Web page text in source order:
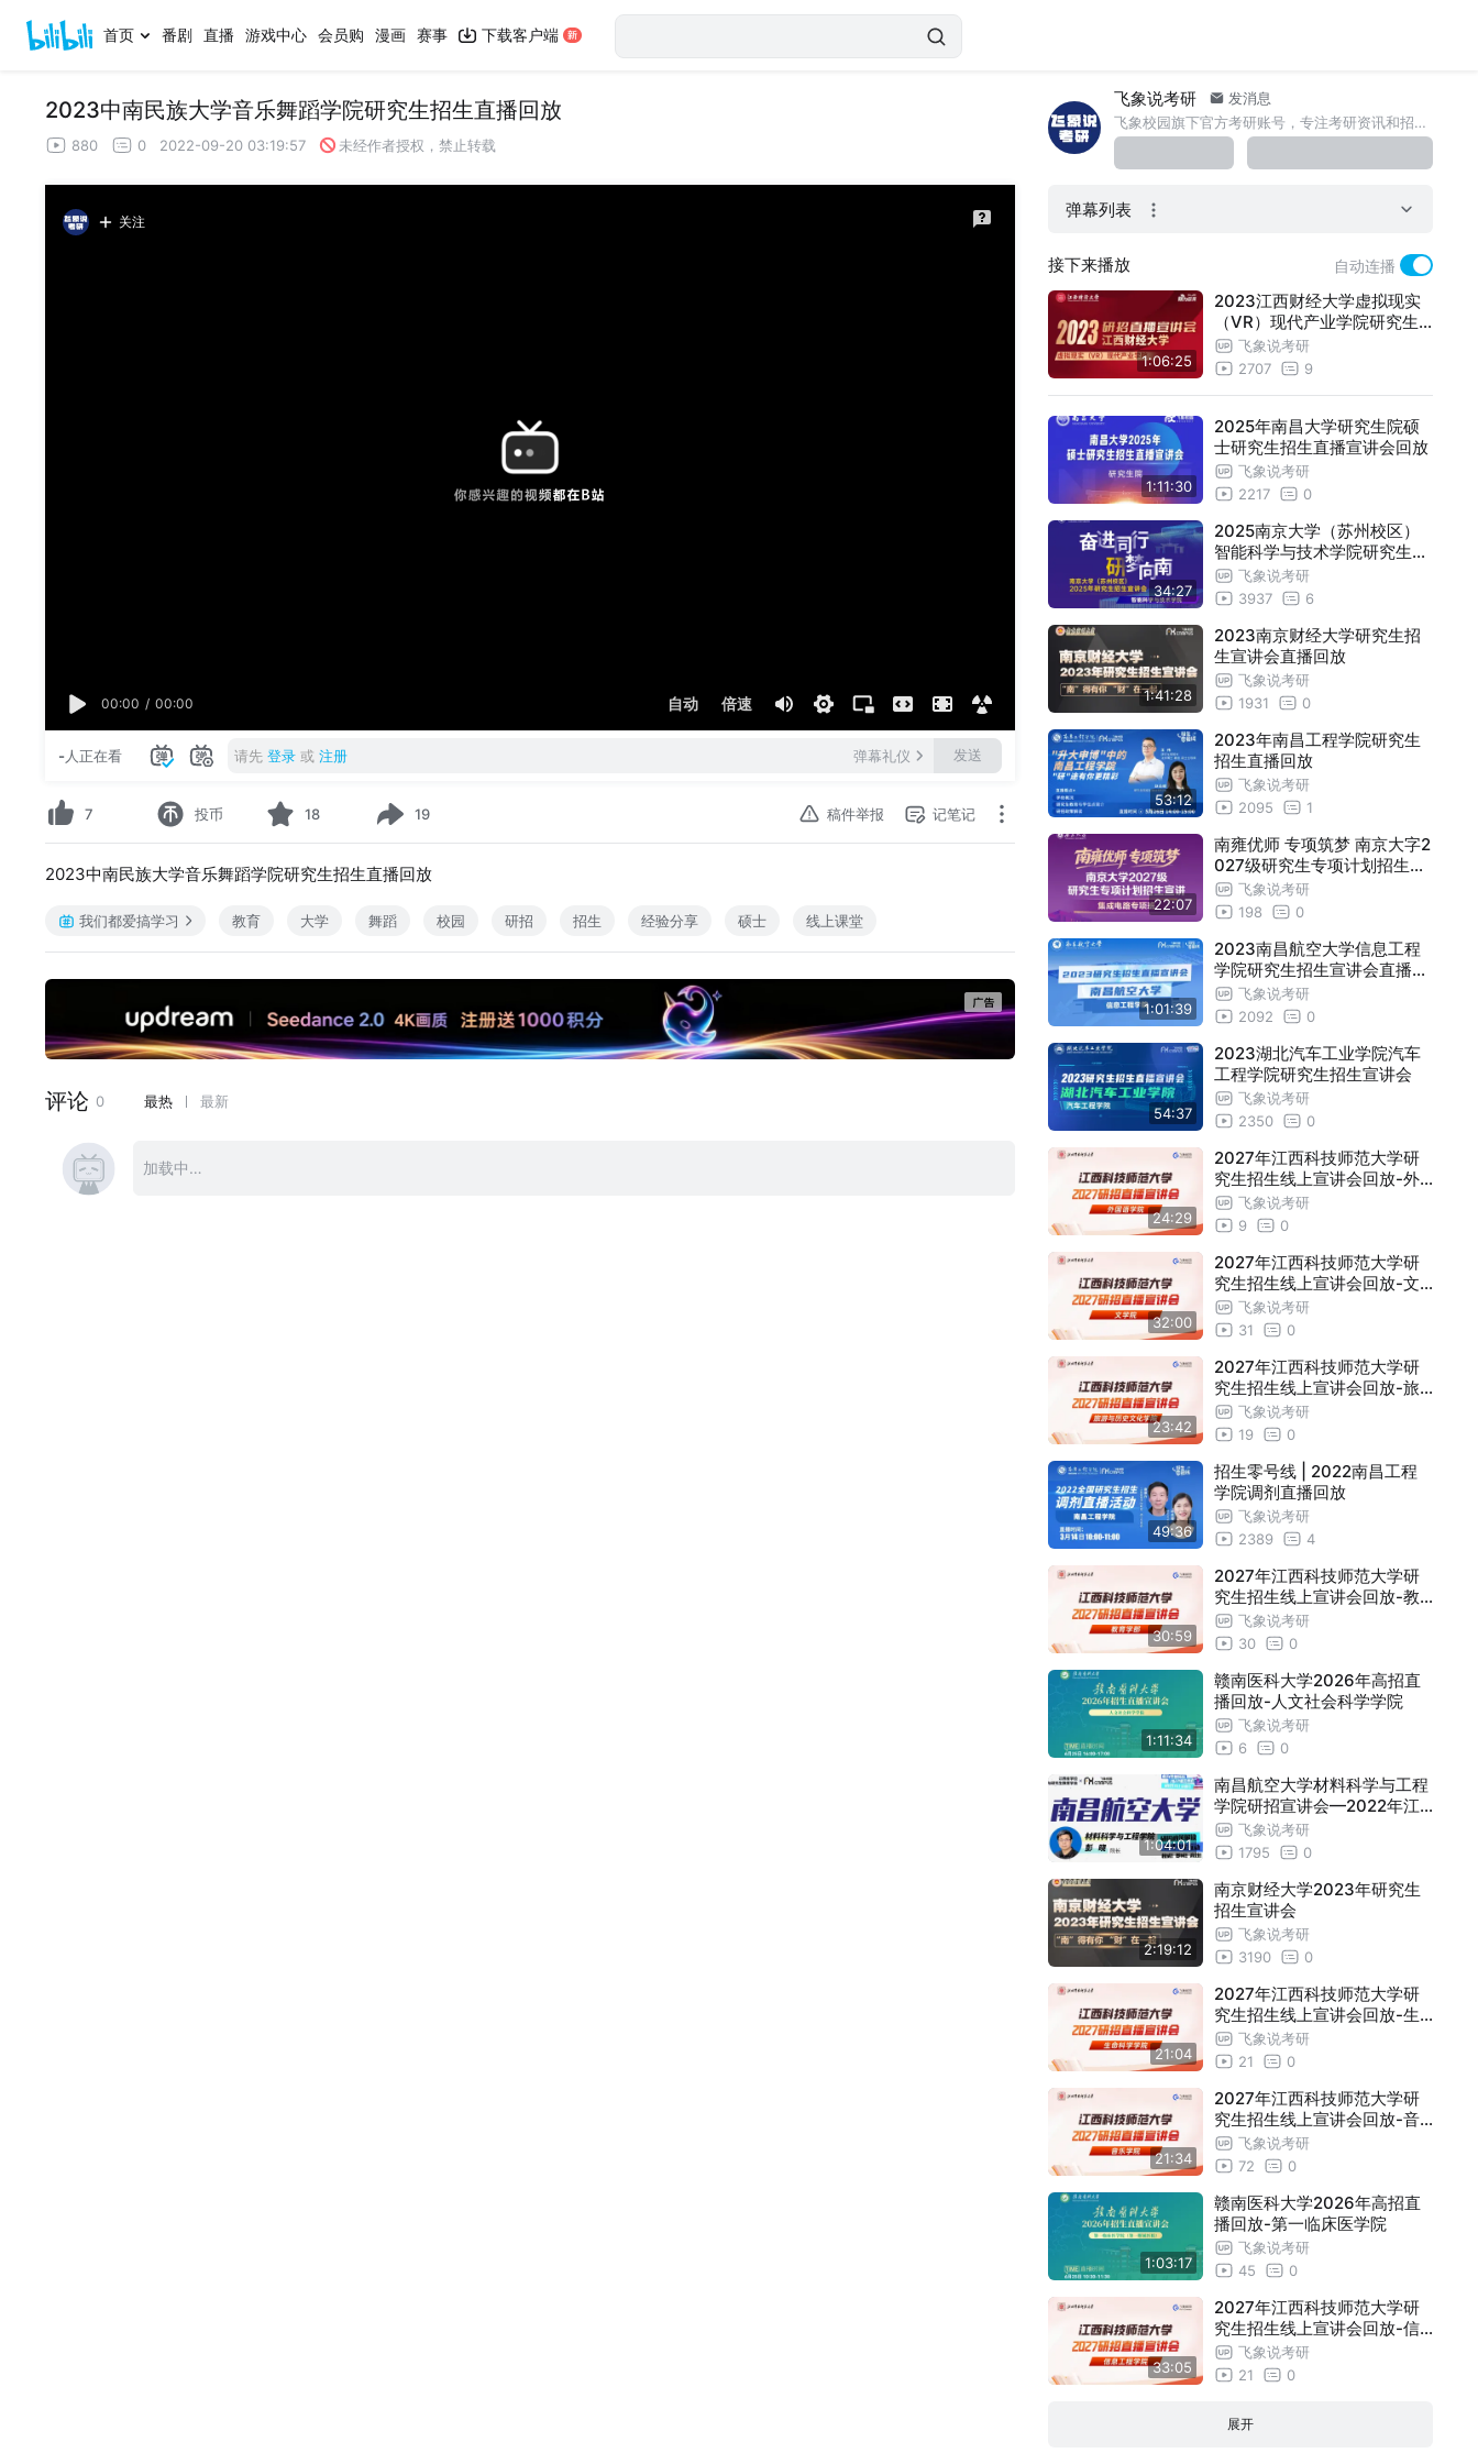
首页 番剧 直播 游戏中心 会员购 漫画 赛事 下载客户端
2023中南民族大学音乐舞蹈学院研究生招生直播回放
880 0 2022-09-20 03:19:57 未经作者授权，禁止转载
关注
00:00 / 00:00 自动 倍速
-人正在看 请先 登录 或 注册 弹幕礼仪 发送
7 投币 18 19 稿件举报 记笔记
2023中南民族大学音乐舞蹈学院研究生招生直播回放
我们都爱搞学习 教育 大学 舞蹈 校园 研招 招生 经验分享 硕士 线上课堂
飞象说考研
发消息
飞象校园旗下官方考研账号，专注考研资讯和招生咨询。
弹幕列表
接下来播放 自动连播
1:06:25
2023江西财经大学虚拟现实
（VR）现代产业学院研究生
招生直播回放
飞象说考研
2707
9
1:11:30
2025年南昌大学研究生院硕
士研究生招生直播宣讲会回放
飞象说考研
2217
0
34:27
2025南京大学（苏州校区）
智能科学与技术学院研究生招
生宣讲会直播回放
飞象说考研
3937
6
1:41:28
2023南京财经大学研究生招
生宣讲会直播回放
飞象说考研
1931
0
53:12
2023年南昌工程学院研究生
招生直播回放
飞象说考研
2095
1
22:07
南雍优师 专项筑梦 南京大字2
027级研究生专项计划招生宣
讲-集成电路专项班
飞象说考研
198
0
1:01:39
2023南昌航空大学信息工程
学院研究生招生宣讲会直播回
放 飞象说考研
2092
0
54:37
2023湖北汽车工业学院汽车
工程学院研究生招生宣讲会
飞象说考研
2350
0
24:29
2027年江西科技师范大学研
究生招生线上宣讲会回放-外
国语学院
飞象说考研
9
0
32:00
2027年江西科技师范大学研
究生招生线上宣讲会回放-文
学院飞象说考研
31
0
23:42
2027年江西科技师范大学研
究生招生线上宣讲会回放-旅
游与历史文化学院
飞象说考研
19
0
49:36
招生零号线 | 2022南昌工程
学院调剂直播回放
飞象说考研
2389
4
30:59
2027年江西科技师范大学研
究生招生线上宣讲会回放-教
育学部飞象说考研
30
0
1:11:34
赣南医科大学2026年高招直
播回放-人文社会科学学院
飞象说考研
6
0
1:04:01
南昌航空大学材料科学与工程
学院研招宣讲会—2022年江
西省飞象说考研
1795
0
2:19:12
南京财经大学2023年研究生
招生宣讲会
飞象说考研
3190
0
21:04
2027年江西科技师范大学研
究生招生线上宣讲会回放-生
命科学学院
飞象说考研
21
0
21:34
2027年江西科技师范大学研
究生招生线上宣讲会回放-音
乐学院飞象说考研
72
0
1:03:17
赣南医科大学2026年高招直
播回放-第一临床医学院
飞象说考研
45
0
33:05
2027年江西科技师范大学研
究生招生线上宣讲会回放-信
息工程学院
飞象说考研
21
0
展开